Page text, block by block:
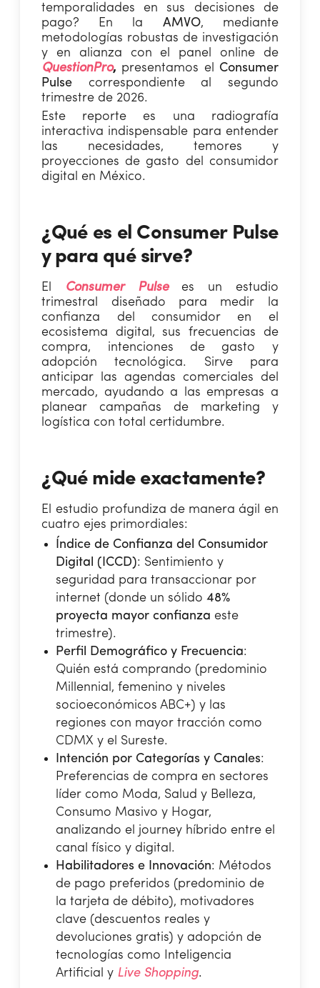
temporalidades en sus decisiones de
pago? En la AMVO, mediante
metodologías robustas de investigación
y en alianza con el panel online de
QuestionPro, presentamos el Consumer
Pulse correspondiente al segundo
trimestre de 2026.
Este reporte es una radiografía
interactiva indispensable para entender
las necesidades, temores y
proyecciones de gasto del consumidor
digital en México.
¿Qué es el Consumer Pulse
y para qué sirve?
El Consumer Pulse
es un estudio
trimestral diseñado para medir la
confianza del consumidor en el
ecosistema digital, sus frecuencias de
compra, intenciones de gasto y
adopción tecnológica. Sirve para
anticipar las agendas comerciales del
mercado, ayudando a las empresas a
planear campañas de marketing y
logística con total certidumbre.
¿Qué mide exactamente?
El estudio profundiza de manera ágil en
cuatro ejes primordiales:
Índice de Confianza del Consumidor
Digital (ICCD): Sentimiento y
seguridad para transaccionar por
internet (donde un sólido48%
proyecta mayor confianza este
trimestre).
Perfil Demográfico y Frecuencia:
Quién está comprando (predominio
Millennial, femenino y niveles
socioeconómicos ABC+) y las
regiones con mayor tracción como
CDMX y el Sureste.
Intención por Categorías y Canales:
Preferencias de compra en sectores
líder como Moda, Salud y Belleza,
Consumo Masivo y Hogar,
analizando el journey híbrido entre el
canal físico y digital.
Habilitadores e Innovación: Métodos
de pago preferidos (predominio de
la tarjeta de débito), motivadores
clave (descuentos reales y
devoluciones gratis) y adopción de
tecnologías como Inteligencia
Artificial y Live Shopping.